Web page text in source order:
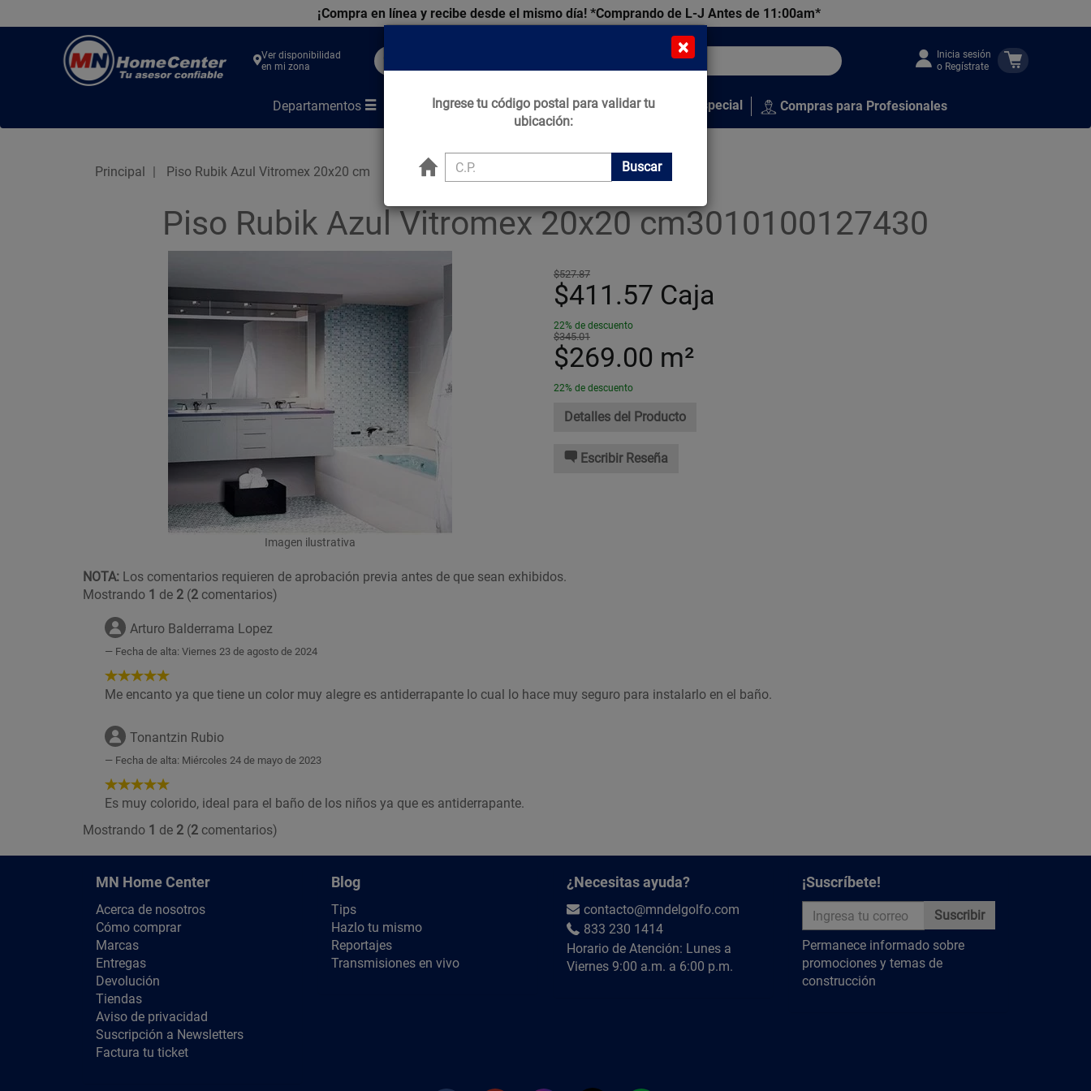
¡Compra en línea y recibe desde el mismo día! *Comprando de L-J Antes de 11:00am*
Center
Ver disponibilidad
en mi zona
Inicia sesión
o Regístrate
Departamentos Marcas Tips que Construyen Venta Especial Compras para Profesionales
Principal Piso Rubik Azul Vitromex 20x20 cm
Piso Rubik Azul Vitromex 20x20 cm3010100127430
Imagen ilustrativa
$527.87
$411.57 Caja
22% de descuento
$345.01
$269.00 m²
22% de descuento
Detalles del Producto
Escribir Reseña
NOTA: Los comentarios requieren de aprobación previa antes de que sean exhibidos.
Mostrando 1 de 2 (2 comentarios)
Arturo Balderrama Lopez
Fecha de alta: Viernes 23 de agosto de 2024
5
de
Estrellas!
Me encanto ya que tiene un color muy alegre es antiderrapante lo cual lo hace muy seguro para instalarlo en el baño.
Tonantzin Rubio
Fecha de alta: Miércoles 24 de mayo de 2023
5
de
Estrellas!
Es muy colorido, ideal para el baño de los niños ya que es antiderrapante.
Mostrando 1 de 2 (2 comentarios)
MN Home Center
Acerca de nosotros
Cómo comprar
Marcas
Entregas
Devolución
Tiendas
Aviso de privacidad
Suscripción a Newsletters
Factura tu ticket
Blog
Tips
Hazlo tu mismo
Reportajes
Transmisiones en vivo
¿Necesitas ayuda?
contacto@mndelgolfo.com
833 230 1414
Horario de Atención: Lunes a
Viernes 9:00 a.m. a 6:00 p.m.
¡Suscríbete!
Suscribir
Permanece informado sobre
promociones y temas de
construcción
×
Ingrese tu código postal para validar tu
ubicación:
Buscar